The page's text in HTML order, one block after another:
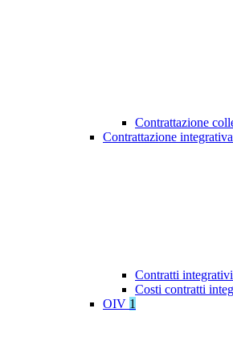
Contrattazione
Contrattazione integrativa
Contratti integrativi
Costi contratti
OIV 1